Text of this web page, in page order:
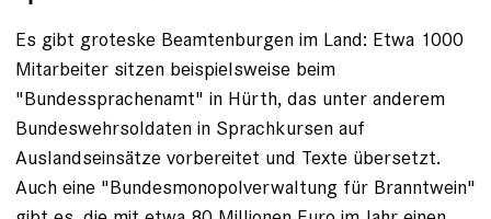
Es gibt groteske Beamtenburgen im Land: Etwa 1000
Mitarbeiter sitzen beispielsweise beim
"Bundessprachenamt" in Hürth, das unter anderem
Bundeswehrsoldaten in Sprachkursen auf
Auslandseinsätze vorbereitet und Texte übersetzt.
Auch eine "Bundesmonopolverwaltung für Branntwein"